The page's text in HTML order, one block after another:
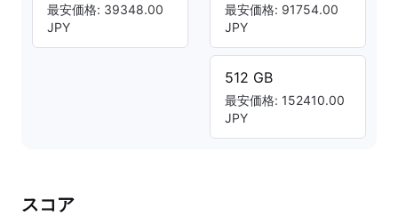
最安価格: 39348.00
JPY
最安価格: 91754.00
JPY
512 GB
最安価格: 152410.00
JPY
スコア